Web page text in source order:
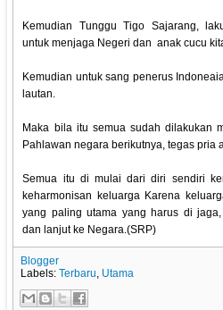
Kemudian Tunggu Tigo Sajarang,
untuk menjaga Negeri dan anak cucu
Kemudian untuk sang penerus
lautan.
Maka bila itu semua sudah dilakukan
Pahlawan negara berikutnya, tegas pria
Semua itu di mulai dari diri sendiri
keharmonisan keluarga Karena
yang paling utama yang harus di
dan lanjut ke Negara.(SRP)
Blogger
Labels:Terbaru, Utama